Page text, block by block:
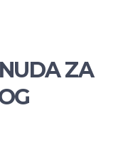
ZA